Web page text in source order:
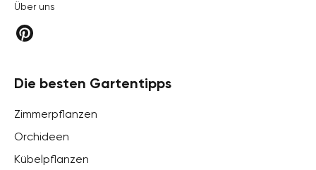
Über uns
Die besten Gartentipps
Zimmerpflanzen
Orchideen
Kübelpflanzen